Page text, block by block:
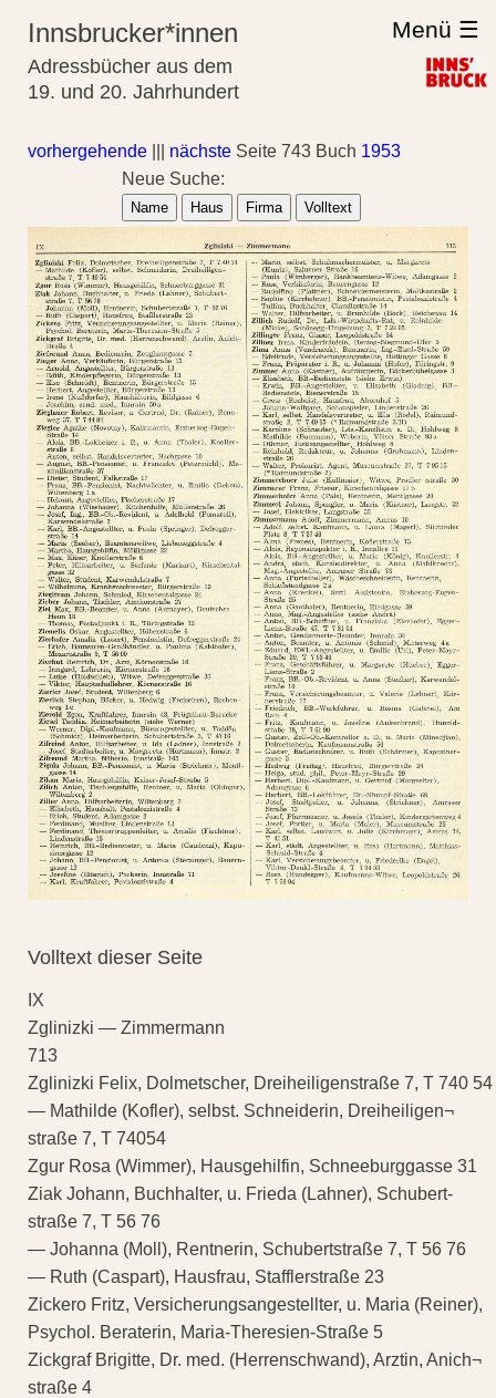
Innsbrucker*innen
Adressbücher aus dem
19. und 20. Jahrhundert
Menü ☰
vorhergehende nächste Seite 743 Buch 1953
Neue Suche:
Name Haus Firma Volltext
Volltext dieser Seite
IX
Zglinizki — Zimmermann
713
Zglinizki Felix, Dolmetscher, Dreiheiligenstraße 7, T 740 54
— Mathilde (Kofler), selbst. Schneiderin, Dreiheiligen¬
straße 7, T 74054
Zgur Rosa (Wimmer), Hausgehilfin, Schneeburggasse 31
Ziak Johann, Buchhalter, u. Frieda (Lahner), Schubert-
straße 7, T 56 76
— Johanna (Moll), Rentnerin, Schubertstraße 7, T 56 76
— Ruth (Caspart), Hausfrau, Stafflerstraße 23
Zickero Fritz, Versicherungsangestellter, u. Maria (Reiner),
Psychol. Beraterin, Maria-Theresien-Straße 5
Zickgraf Brigitte, Dr. med. (Herrenschwand), Arztin, Anich¬
straße 4